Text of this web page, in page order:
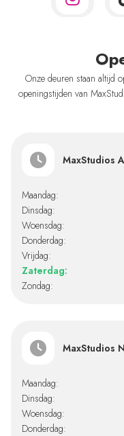
Onze deuren staan altijd
openingstijden van
MaxStudios
Maandag:
Dinsdag:
Woensdag:
Donderdag:
Vrijdag:
Zaterdag:
Zondag:
MaxStudios
Maandag:
Dinsdag:
Woensdag:
Donderdag: